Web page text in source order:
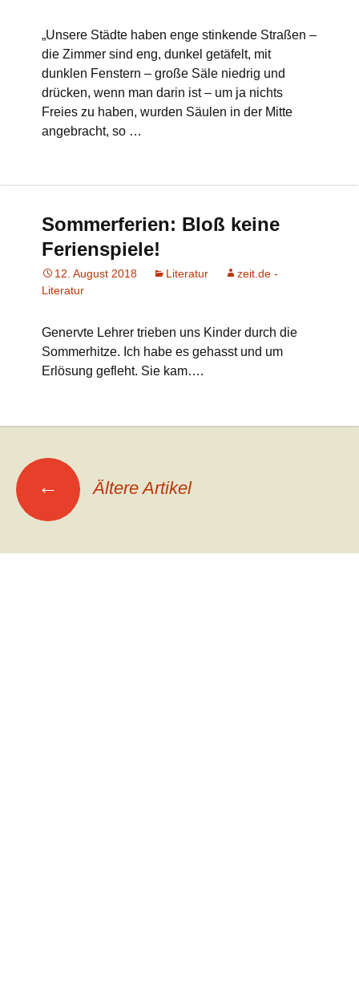
„Unsere Städte haben enge stinkende Straßen –
die Zimmer sind eng, dunkel getäfelt, mit
dunklen Fenstern – große Säle niedrig und
drücken, wenn man darin ist – um ja nichts
Freies zu haben, wurden Säulen in der Mitte
angebracht, so …
Sommerferien: Bloß keine
Ferienspiele!
12. August 2018 Literatur
zeit.de -
Literatur
Genervte Lehrer trieben uns Kinder durch die
Sommerhitze. Ich habe es gehasst und um
Erlösung gefleht. Sie kam….
Beitrags-
Navigation
← Ältere Artikel